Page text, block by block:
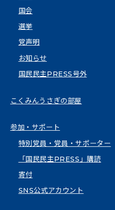
国会
選挙
党声明
お知らせ
国民民主PRESS号外
こくみんうさぎの部屋
参加・サポート
特別党員・党員・サポーター
「国民民主PRESS」購読
寄付
SNS公式アカウント